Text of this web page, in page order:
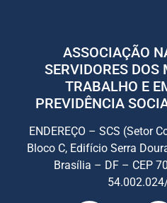
ASSOCIAÇÃO
SERVIDORES DOS
TRABALHO E
PREVIDÊNCIA
ENDEREÇO – SCS (Setor
Bloco C, Edifício Serra
Brasília – DF – CEP